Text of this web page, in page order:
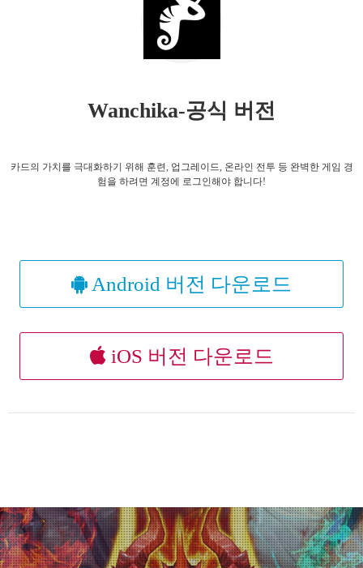
Wanchika-공식 버전
카드의 가치를 극대화하기 위해 훈련, 업그레이드, 온라인 전투 등 완벽한 게임 경
험을 하려면 계정에 로그인해야 합니다!
Android 버전 다운로드
iOS 버전 다운로드